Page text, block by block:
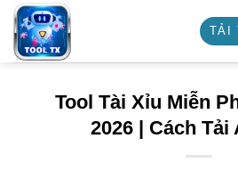
Bỏ
qua
nội
TẢI
Tool Tài Xỉu Miễn
2026 | Cách Tải